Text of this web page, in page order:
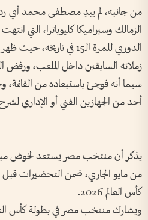
من جانبه، لم يبدِ مصطفى محمد أي
الزمالك وسيراميكا كليوباترا، التي
الدوري للمرة الـ15 في
زملائه السابقين داخل الملعب،
سيما أنه فوجئ باستبعاده من
أحد من الجهازين الفني أو الإداري
من مايو الجاري، ضمن التحضيرات
كأس العالم 2026.